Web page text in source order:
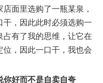
面里选购了一瓶某泉，
，因此此时必须选购一
有了我的思维，让它在
，因此一口干，我也会
你好而不是自卖自夸